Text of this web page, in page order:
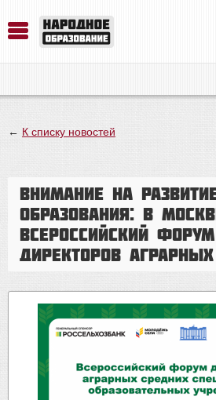
← К списку новостей
Внимание на
образования: в
Всероссийский
директоров